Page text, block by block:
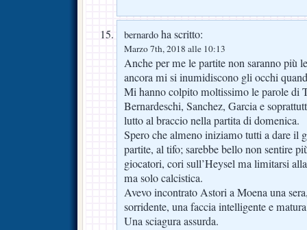
bernardo ha scritto:
Marzo 7th, 2018 alle 10:13
Anche per me le partite non saranno più
ancora mi si inumidiscono gli occhi
Mi hanno colpito moltissimo le parole di
Bernardeschi, Sanchez, Garcia e
lutto al braccio nella partita di domenica.
Spero che almeno iniziamo tutti a dare il
partite, al tifo; sarebbe bello non sentire
giocatori, cori sull’Heysel ma limitarsi
ma solo calcistica.
Avevo incontrato Astori a Moena una
sorridente, una faccia intelligente e
Una sciagura assurda.